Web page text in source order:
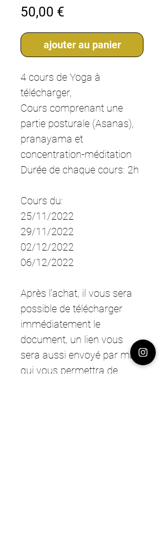
50,00 €
ajouter au panier
4 cours de Yoga à
télécharger,
Cours comprenant une
partie posturale (Asanas),
pranayama et
concentration-méditation
Durée de chaque cours: 2h
Cours du:
25/11/2022
29/11/2022
02/12/2022
06/12/2022
Après l'achat, il vous sera
possible de télécharger
immédiatement le
document, un lien vous
sera aussi envoyé par mail
qui vous permettra de